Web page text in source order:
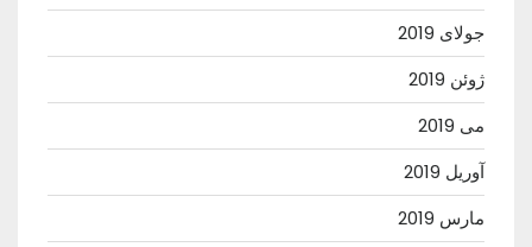
جولای 2019
ژوئن 2019
می 2019
آوریل 2019
مارس 2019